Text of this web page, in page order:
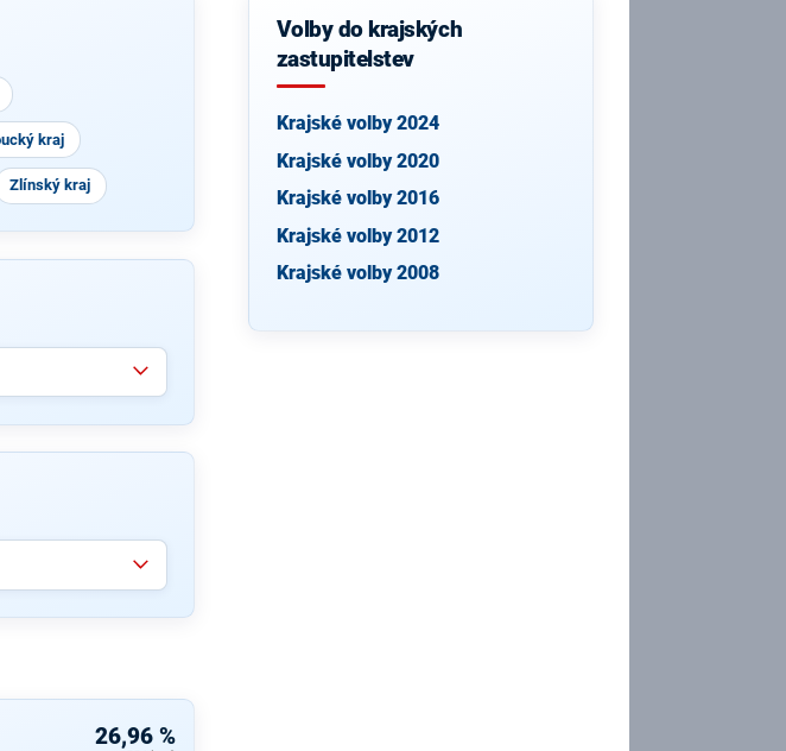
kraj
Zlínský kraj
26,96 %
Volby do krajských
zastupitelstev
Krajské volby 2024
Krajské volby 2020
Krajské volby 2016
Krajské volby 2012
Krajské volby 2008